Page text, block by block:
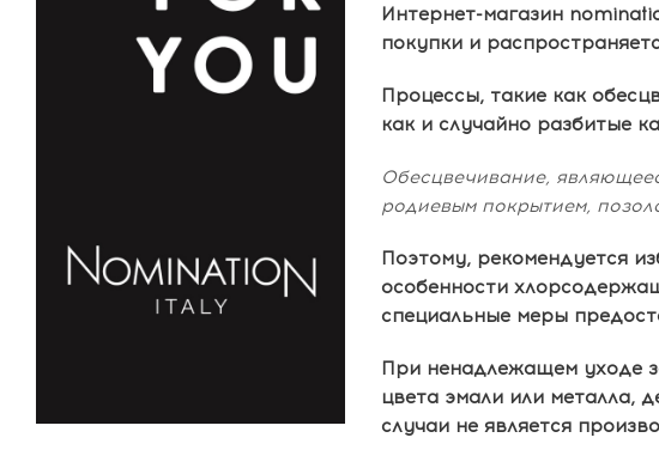
Интернет-магазин
покупки и
Процессы, такие как
как и случайно разбитые
Обесцвечивание,
родиевым покрытием,
Поэтому, рекомендуется
особенности
специальные меры
При ненадлежащем уходе
цвета эмали или металла,
случаи не является